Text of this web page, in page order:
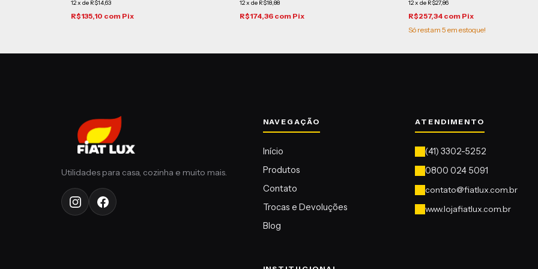
12x de R$14,63
R$135,10 com Pix
12x de R$18,88
R$174,36 com Pix
12x de R$27,86
R$257,34 com Pix
Só restam 5 em estoque!
contato@fiatlux.com.br
www.lojafiatlux.com.br
Início
Produtos
Contato
Trocas e Devoluções
Blog